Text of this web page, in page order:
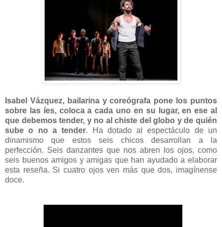
Isabel Vázquez, bailarina y coreógrafa pone los puntos
sobre las íes, coloca a cada uno en su lugar, en ese al
que debemos tender, y no al chiste del globo y de quién
sube o no a tender. Ha dotado al espectáculo de un
dinamismo que estos seis chicos desarrollan a la
perfección. Seis danzantes que nos abren los ojos, como
seis buenos amigos y amigas que han ayudado a elaborar
esta reseña. Si cuatro ojos ven más que dos, imagínense
doce.